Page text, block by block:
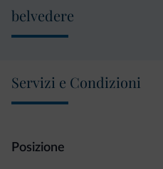
belvedere
Servizi e Condizioni
Posizione